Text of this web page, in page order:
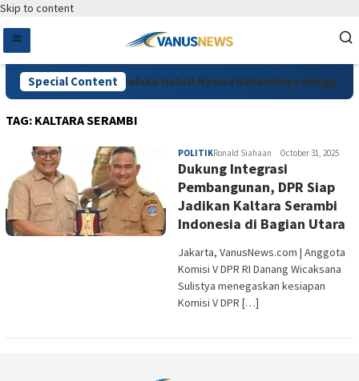
Skip to content
Special Content
Diduga Cemburu, Pelaku Habisi Nyawa Kekasihnya dengan
TAG: KALTARA SERAMBI
POLITIKRonald Siahaan October 31, 2025
Dukung Integrasi
Pembangunan, DPR Siap
Jadikan Kaltara Serambi
Indonesia di Bagian Utara
Jakarta, VanusNews.com | Anggota
Komisi V DPR RI Danang Wicaksana
Sulistya menegaskan kesiapan
Komisi V DPR […]